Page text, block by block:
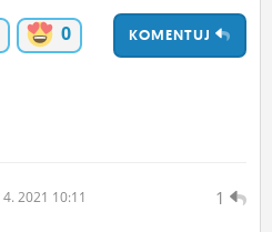
KOMENTUJ
0
1
4. 2021 10:11